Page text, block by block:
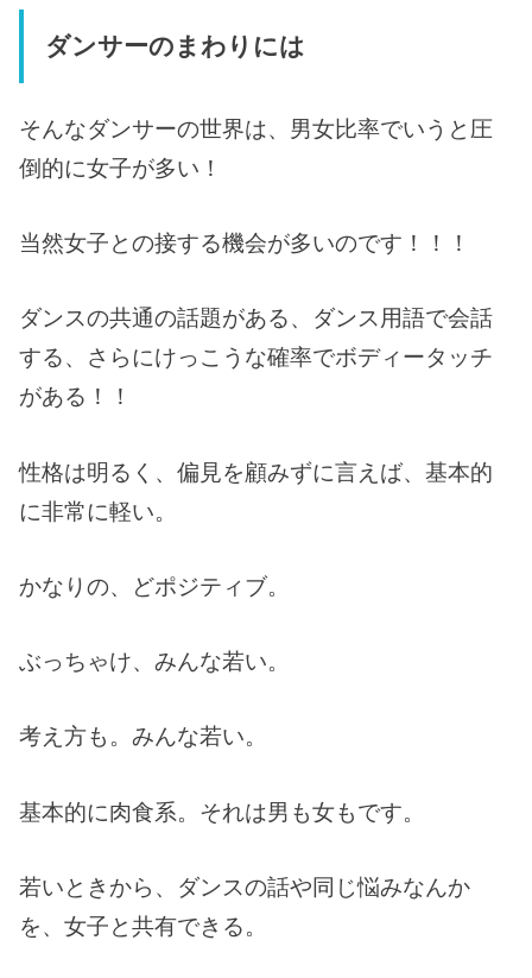
ダンサーのまわりには
そんなダンサーの世界は、男女比率でいうと圧
倒的に女子が多い！
当然女子との接する機会が多いのです！！！
ダンスの共通の話題がある、ダンス用語で会話
する、さらにけっこうな確率でボディータッチ
がある！！
性格は明るく、偏見を顧みずに言えば、基本的
に非常に軽い。
かなりの、どポジティブ。
ぶっちゃけ、みんな若い。
考え方も。みんな若い。
基本的に肉食系。それは男も女もです。
若いときから、ダンスの話や同じ悩みなんか
を、女子と共有できる。